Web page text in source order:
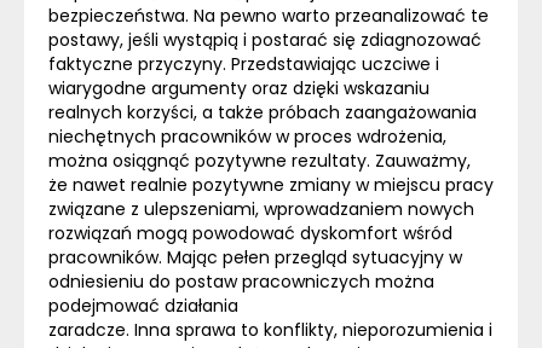
bezpieczeństwa. Na pewno warto przeanalizować te
postawy, jeśli wystąpią i postarać się zdiagnozować
faktyczne przyczyny. Przedstawiając uczciwe i
wiarygodne argumenty oraz dzięki wskazaniu
realnych korzyści, a także próbach zaangażowania
niechętnych pracowników w proces wdrożenia,
można osiągnąć pozytywne rezultaty. Zauważmy,
że nawet realnie pozytywne zmiany w miejscu pracy
związane z ulepszeniami, wprowadzaniem nowych
rozwiązań mogą powodować dyskomfort wśród
pracowników. Mając pełen przegląd sytuacyjny w
odniesieniu do postaw pracowniczych można
podejmować działania
zaradcze. Inna sprawa to konflikty, nieporozumienia i